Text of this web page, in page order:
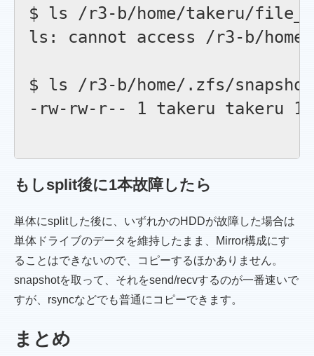
$ ls /r3-b/home/takeru/file_11
ls: cannot access /r3-b/
$ ls /r3-b/home/.zfs/
-rw-rw-r-- 1 takeru takeru
もしsplit後に1本故障したら
単体にsplitした後に、いずれかのHDDが故障した場合は
単体ドライブのデータを維持したまま、Mirror構成にす
ることはできないので、コピーするほかありません。
snapshotを取って、それをsend/recvするのが一番速いで
すが、rsyncなどでも普通にコピーできます。
まとめ